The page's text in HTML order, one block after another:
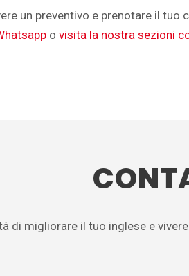
un preventivo e prenotare il
o visita la nostra sezioni
di migliorare il tuo inglese e